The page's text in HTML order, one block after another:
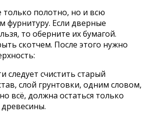
полотно, но и всю
Если дверные
то оберните их бумагой.
скотчем. После этого нужно
следует счистить старый
слой грунтовки, одним словом,
всё, должна остаться только